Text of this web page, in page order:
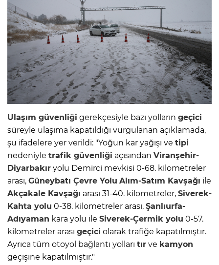
Ulaşım güvenliği gerekçesiyle bazı yolların geçici
süreyle ulaşıma kapatıldığı vurgulanan açıklamada,
şu ifadelere yer verildi: "Yoğun kar yağışı ve tipi
nedeniyle trafik güvenliği açısından Viranşehir-
Diyarbakır yolu Demirci mevkisi 0-68. kilometreler
arası, Güneybatı Çevre Yolu Alım-Satım Kavşağı ile
Akçakale Kavşağı arası 31-40. kilometreler, Siverek-
Kahta yolu 0-38. kilometreler arası, Şanlıurfa-
Adıyaman kara yolu ile Siverek-Çermik yolu 0-57.
kilometreler arası geçici olarak trafiğe kapatılmıştır.
Ayrıca tüm otoyol bağlantı yolları tır ve kamyon
geçişine kapatılmıştır."